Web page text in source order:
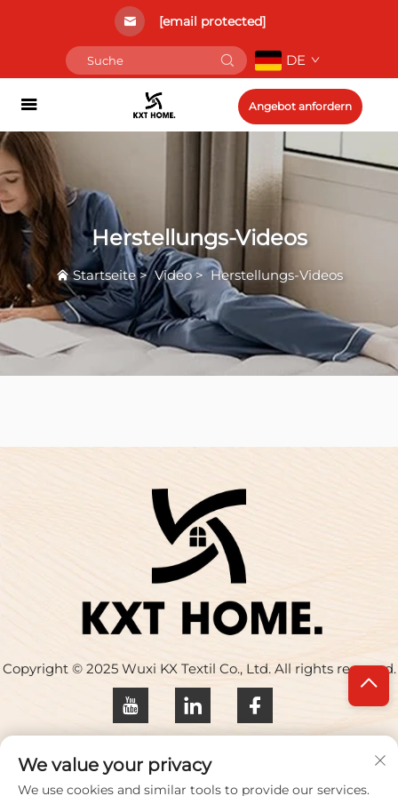
[email protected]
DE
Angebot anfordern
Herstellungs-Videos
Startseite>Video>Herstellungs-Videos
Copyright © 2025 Wuxi KX Textil Co., Ltd. All rights reserved.
Datenschutzrichtlinie
Kontaktieren Sie uns
We value your privacy
We use cookies and similar tools to provide our services.